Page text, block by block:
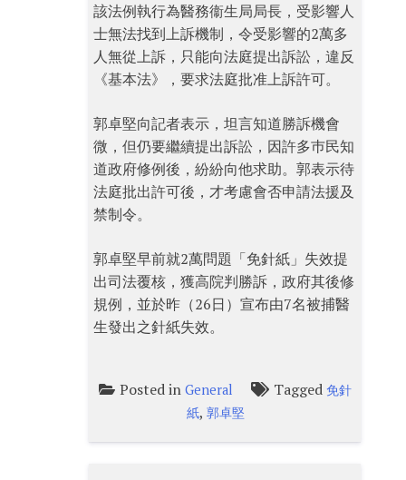
該法例執行為醫務衞生局局長，受影響人
士無法找到上訴機制，令受影響的2萬多
人無從上訴，只能向法庭提出訴訟，違反
《基本法》，要求法庭批准上訴許可。
郭卓堅向記者表示，坦言知道勝訴機會
微，但仍要繼續提出訴訟，因許多巿民知
道政府修例後，紛紛向他求助。郭表示待
法庭批出許可後，才考慮會否申請法援及
禁制令。
郭卓堅早前就2萬問題「免針紙」失效提
出司法覆核，獲高院判勝訴，政府其後修
規例，並於昨（26日）宣布由7名被捕醫
生發出之針紙失效。
Posted in General Tagged 免針
紙,郭卓堅